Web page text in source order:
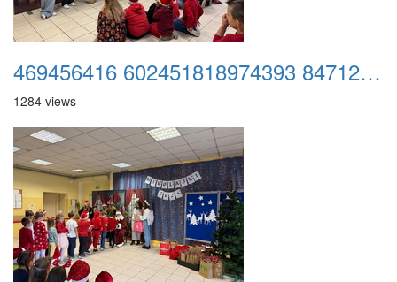
469456416 602451818974393 8471295414696772168 n
1284 views